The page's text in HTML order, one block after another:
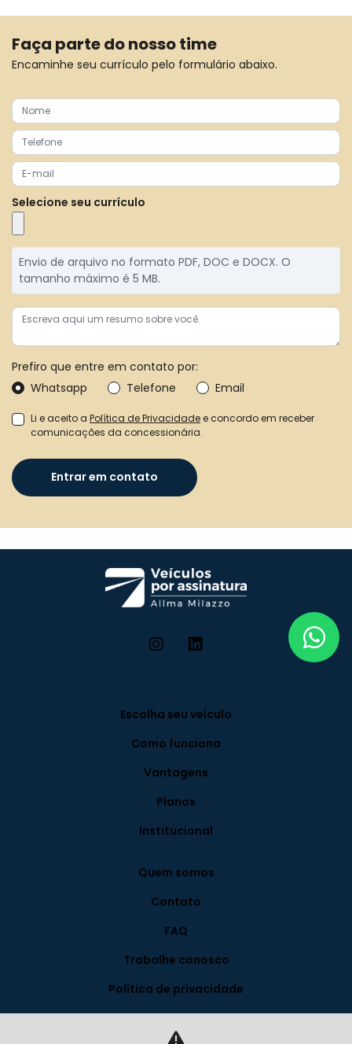
Faça parte do nosso time
Encaminhe seu currículo pelo formulário abaixo.
Selecione seu currículo
Envio de arquivo no formato PDF, DOC e DOCX. O
tamanho máximo é 5 MB.
Prefiro que entre em contato por:
Whatsapp
Telefone Email
Li e aceito a Política de Privacidadee concordo em receber
comunicações da concessionária.
Entrar em contato
Escolha seu veículo
Como funciona
Vantagens
Planos
Institucional
Quem somos
Contato
FAQ
Trabalhe conosco
Política de privacidade
Blog